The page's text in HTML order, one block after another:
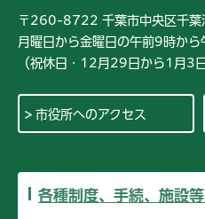
〒260-8722 千葉市中央区千葉
月曜日から金曜日の午前9時か
（祝休日・12月29日から1月3日
市役所へのアクセス
各種制度、手続、施設